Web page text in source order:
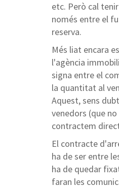
etc. Però cal
només entre el
reserva.
Més liat encara
l'agència
signa entre el
la quantitat al
Aquest, sens
venedors (que
contractem
El contracte
ha de ser entre
ha de quedar
faran les